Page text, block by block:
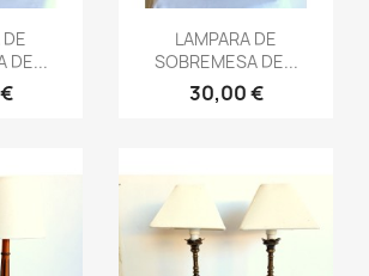
DE...
 Vista rápida
LAMPARA DE
SOBREMESA DE...
30,00 €